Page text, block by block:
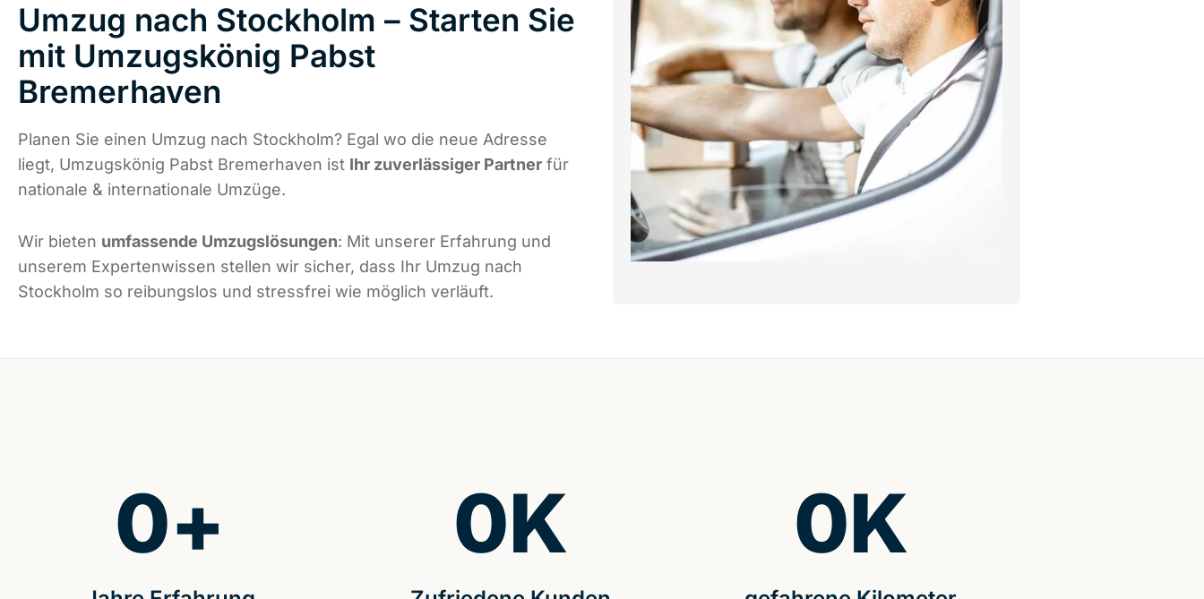
Umzug nach Stockholm – Starten Sie
mit Umzugskönig Pabst
Bremerhaven
Planen Sie einen Umzug nach Stockholm? Egal wo die neue Adresse
liegt, Umzugskönig Pabst Bremerhaven ist Ihr zuverlässiger Partner für
nationale & internationale Umzüge.
Wir bieten umfassende Umzugslösungen: Mit unserer Erfahrung und
unserem Expertenwissen stellen wir sicher, dass Ihr Umzug nach
Stockholm so reibungslos und stressfrei wie möglich verläuft.
0+ 0K 0K